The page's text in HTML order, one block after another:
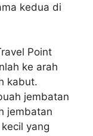
kedua di
Point
ke arah
kabut.
jembatan
jembatan
yang